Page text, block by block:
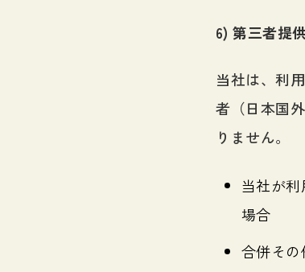
6) 第三者提供
当社は、利
者（日本国
りません。
当社が
場合
合併そ